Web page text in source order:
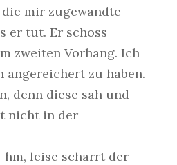
mir zugewandte
er tut. Er schoss
zweiten Vorhang. Ich
zu haben.
denn diese sah und
nicht in der
hm, leise scharrt der